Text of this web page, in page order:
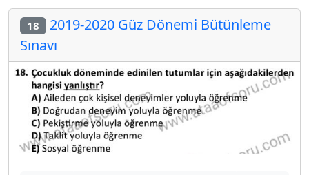
18 2019-2020 Güz Dönemi Bütünleme
Sınavı